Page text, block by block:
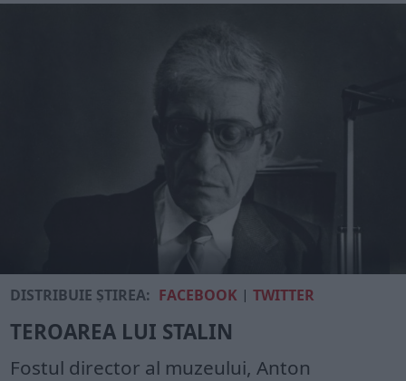
DISTRIBUIE ȘTIREA: FACEBOOK |TWITTER
TEROAREA LUI STALIN
Fostul director al muzeului, Anton